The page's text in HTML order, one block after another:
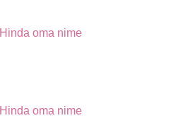
Hinda oma nime
Hinda oma nime